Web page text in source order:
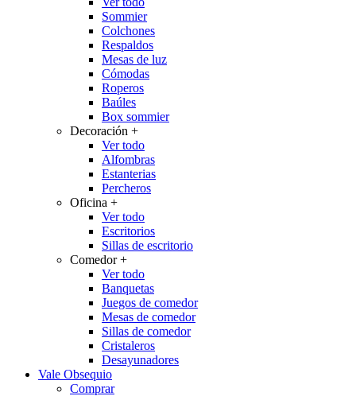
Sommier
Colchones
Respaldos
Mesas de luz
Cómodas
Roperos
Baúles
Box sommier
Decoración +
Ver todo
Alfombras
Estanterias
Percheros
Oficina +
Ver todo
Escritorios
Sillas de escritorio
Comedor+
Ver todo
Banquetas
Juegos de comedor
Mesas de comedor
Sillas de comedor
Cristaleros
Desayunadores
Vale Obsequio
Comprar